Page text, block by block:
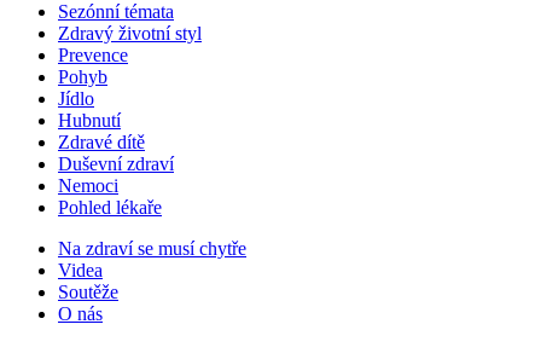
Sezónní témata
Zdravý životní styl
Prevence
Pohyb
Jídlo
Hubnutí
Zdravé dítě
Duševní zdraví
Nemoci
Pohled lékaře
Na zdraví se musí chytře
Videa
Soutěže
O nás